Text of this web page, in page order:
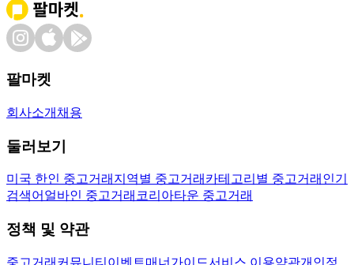
팔마켓
회사소개 채용
둘러보기
미국 한인 중고거래 지역별 중고거래 카테고리별 중고거래 인기
검색어 얼바인 중고거래 코리아타운 중고거래
정책 및 약관
중고거래 커뮤니티 이벤트매너가이드서비스 이용약관개인정